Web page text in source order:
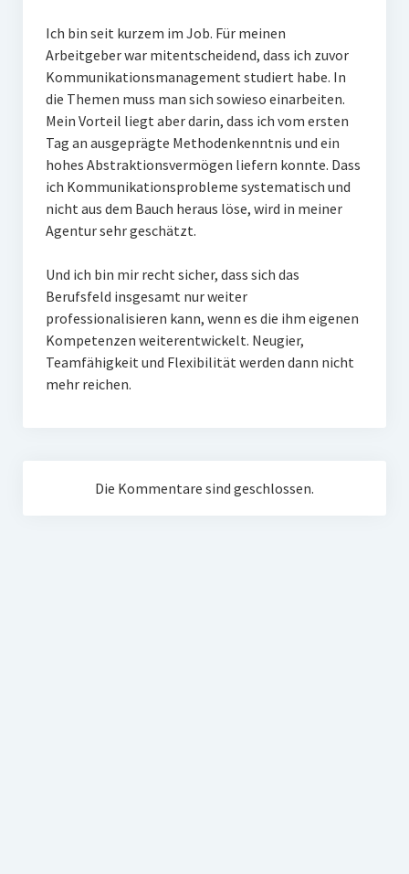
Ich bin seit kurzem im Job. Für meinen
Arbeitgeber war mitentscheidend, dass ich zuvor
Kommunikationsmanagement studiert habe. In
die Themen muss man sich sowieso einarbeiten.
Mein Vorteil liegt aber darin, dass ich vom ersten
Tag an ausgeprägte Methodenkenntnis und ein
hohes Abstraktionsvermögen liefern konnte. Dass
ich Kommunikationsprobleme systematisch und
nicht aus dem Bauch heraus löse, wird in meiner
Agentur sehr geschätzt.
Und ich bin mir recht sicher, dass sich das
Berufsfeld insgesamt nur weiter
professionalisieren kann, wenn es die ihm eigenen
Kompetenzen weiterentwickelt. Neugier,
Teamfähigkeit und Flexibilität werden dann nicht
mehr reichen.
Die Kommentare sind geschlossen.